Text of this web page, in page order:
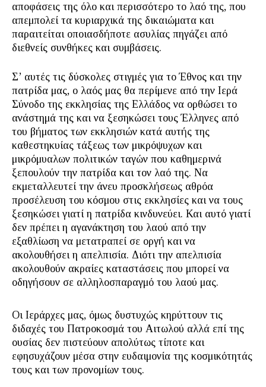
αποφάσεις της όλο και περισσότερο το λαό της, που
απεμπολεί τα κυριαρχικά της δικαιώματα και
παραιτείται οποιασδήποτε ασυλίας πηγάζει από
διεθνείς συνθήκες και συμβάσεις.
Σ’ αυτές τις δύσκολες στιγμές για το Έθνος και την
πατρίδα μας, ο λαός μας θα περίμενε από την Ιερά
Σύνοδο της εκκλησίας της Ελλάδος να ορθώσει το
ανάστημά της και να ξεσηκώσει τους Έλληνες από
του βήματος των εκκλησιών κατά αυτής της
καθεστηκυίας τάξεως των μικρόψυχων και
μικρόμυαλων πολιτικών ταγών που καθημερινά
ξεπουλούν την πατρίδα και τον λαό της. Να
εκμεταλλευτεί την άνευ προσκλήσεως αθρόα
προσέλευση του κόσμου στις εκκλησίες και να τους
ξεσηκώσει γιατί η πατρίδα κινδυνεύει. Και αυτό γιατί
δεν πρέπει η αγανάκτηση του λαού από την
εξαθλίωση να μετατραπεί σε οργή και να
ακολουθήσει η απελπισία. Διότι την απελπισία
ακολουθούν ακραίες καταστάσεις που μπορεί να
οδηγήσουν σε αλληλοσπαραγμό του λαού μας.
Οι Ιεράρχες μας, όμως δυστυχώς κηρύττουν τις
διδαχές του Πατροκοσμά του Αιτωλού αλλά επί της
ουσίας δεν πιστεύουν απολύτως τίποτε και
εφησυχάζουν μέσα στην ευδαιμονία της κοσμικότητάς
τους και των προνομίων τους.